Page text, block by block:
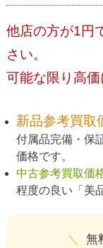
他店の方が1円
さい。
可能な限り高価
新品参考買取
付属品完備・保
価格です。
中古参考買取価
程度の良い「美
＼ 無